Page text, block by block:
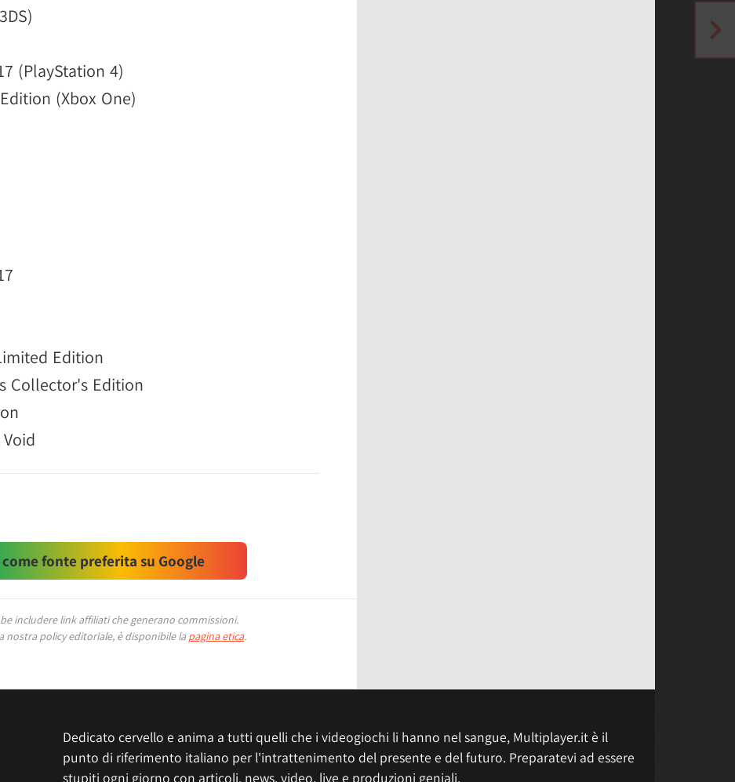
(PlayStation 4)
(Xbox One)
Edition
Collector's Edition
fonte preferita su Google
includere link affiliati che generano commissioni.
nostra policy editoriale, è disponibile la pagina etica.
Dedicato cervello e anima a tutti quelli che i videogiochi li hanno nel sangue, Multiplayer.it è il
punto di riferimento italiano per l'intrattenimento del presente e del futuro. Preparatevi ad essere
stupiti ogni giorno con articoli, news, video, live e produzioni geniali.